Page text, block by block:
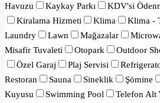
Havuzu
Kaykay Parkı KDV'si
Kiralama Hizmeti
Klima
Klima -
Laundry
Lawn Mağazalar
Misafir Tuvaleti
Otopark Outdoor
Özel Garaj
Plaj Servisi
Restoran
Sauna Sineklik Şömine
Kuyusu
Swimming Pool Telefon Alt